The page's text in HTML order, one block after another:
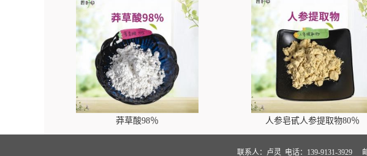
莽草酸98％ 人参皂甙人参提取物80％
联系人：卢灵 电话：139-9131-3929